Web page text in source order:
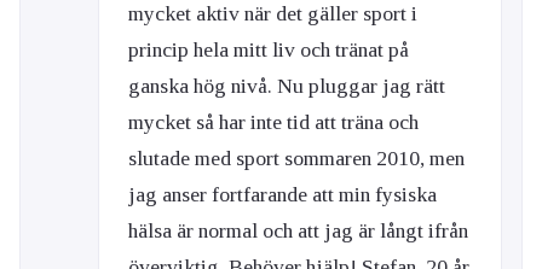
mycket aktiv när det gäller sport i
princip hela mitt liv och tränat på
ganska hög nivå. Nu pluggar jag rätt
mycket så har inte tid att träna och
slutade med sport sommaren 2010, men
jag anser fortfarande att min fysiska
hälsa är normal och att jag är långt ifrån